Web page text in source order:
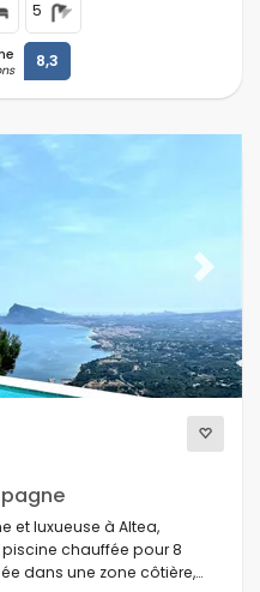
5
8,3
Next
et luxueuse à Altea,
chauffée pour 8
dans une zone côtière,